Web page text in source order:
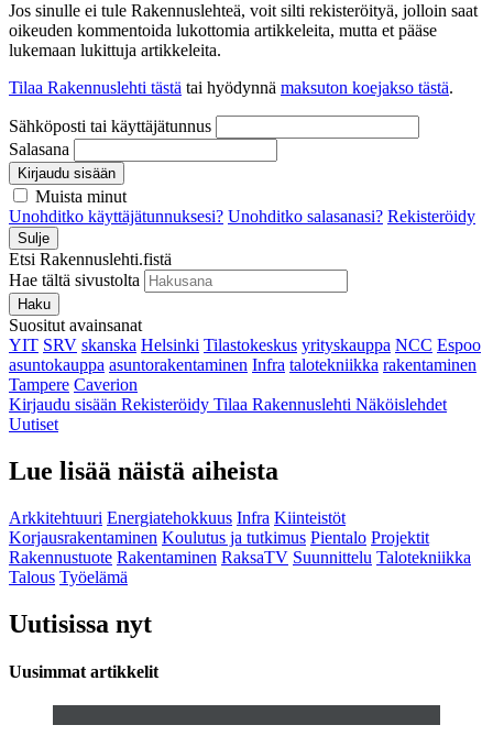
Jos sinulle ei tule Rakennuslehteä, voit silti rekisteröityä, jolloin saat
oikeuden kommentoida lukottomia artikkeleita, mutta et pääse
lukemaan lukittuja artikkeleita.
Tilaa Rakennuslehti tästä tai hyödynnä maksuton koejakso tästä.
Sähköposti tai käyttäjätunnus
Salasana
Kirjaudu sisään
Muista minut
Unohditko käyttäjätunnuksesi? Unohditko salasanasi? Rekisteröidy
Sulje
Etsi Rakennuslehti.fistä
Hae tältä sivustolta
Haku
Suositut avainsanat
YIT SRV skanska Helsinki Tilastokeskus yrityskauppa NCC Espoo
asuntokauppa asuntorakentaminen Infra talotekniikka rakentaminen
Tampere Caverion
Kirjaudu sisään Rekisteröidy Tilaa Rakennuslehti Näköislehdet
Uutiset
Lue lisää näistä aiheista
Arkkitehtuuri Energiatehokkuus Infra Kiinteistöt
Korjausrakentaminen Koulutus ja tutkimus Pientalo Projektit
Rakennustuote Rakentaminen RaksaTV Suunnittelu Talotekniikka
Talous Työelämä
Uutisissa nyt
Uusimmat artikkelit